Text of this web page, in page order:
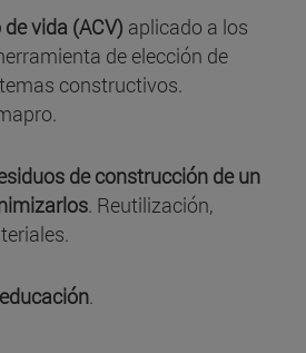
vida (ACV) aplicado a los
de elección de
constructivos.
de construcción de un
. Reutilización,
.